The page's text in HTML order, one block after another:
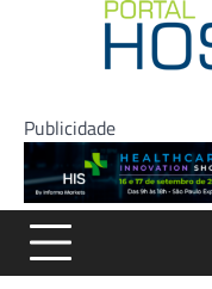
Publicidade